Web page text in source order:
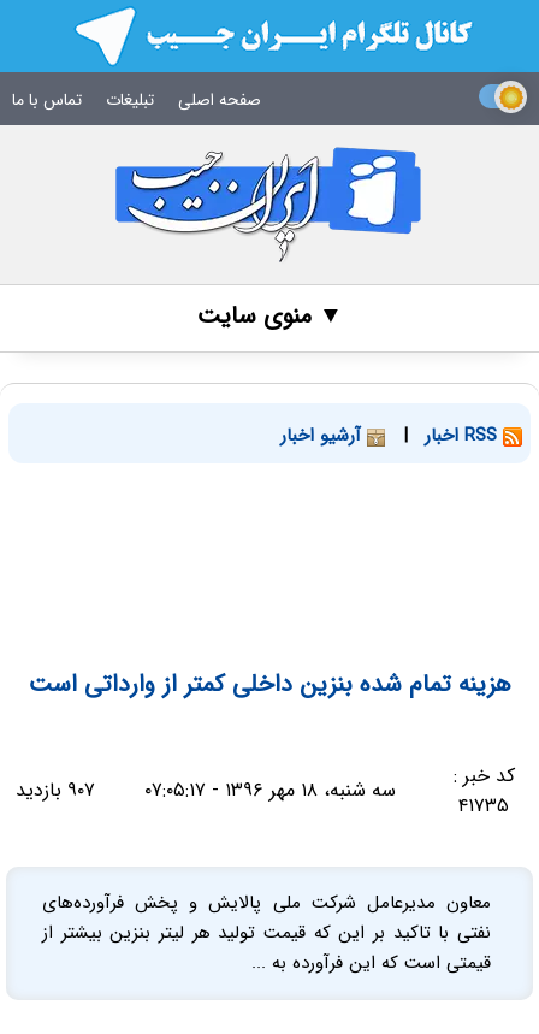
صفحه اصلی تبلیغات تماس با ما
▼ منوی سایت
| آرشیو اخبار
هزینه تمام شده بنزین داخلی کمتر از وارداتی است
کد خبر :
۴۱۷۳۵
سه شنبه، ۱۸ مهر ۱۳۹۶ - ۰۷:۰۵:۱۷ ۹۰۷ بازدید
معاون مدیرعامل شرکت ملی پالایش و پخش فرآورده‌های
نفتی با تاکید بر این که قیمت تولید هر لیتر بنزین بیشتر از
قیمتی است که این فرآورده به ...